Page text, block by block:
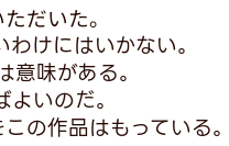
だいた。
けにはいかない。
味がある。
いのだ。
の作品はもっている。